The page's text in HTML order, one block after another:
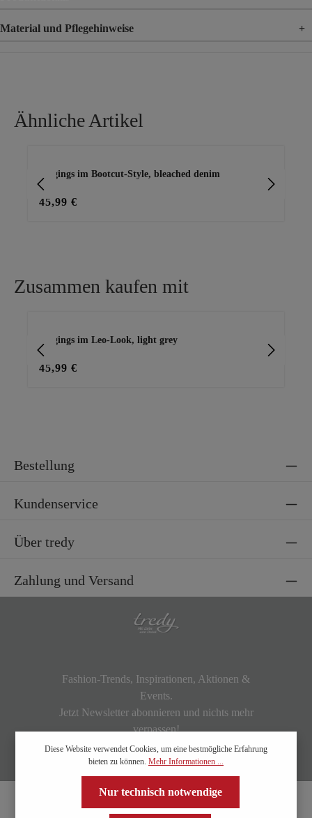
Material und Pflegehinweise +
Ähnliche Artikel
Jeggings im Bootcut-Style, bleached denim
45,99 €
Zusammen kaufen mit
Jeggings im Leo-Look, light grey
45,99 €
Bestellung
Kundenservice
Über tredy
Zahlung und Versand
Fashion-Trends, Inspirationen, Aktionen &
Events.
Jetzt Newsletter abonnieren und nichts mehr
verpassen!
Diese Website verwendet Cookies, um eine bestmögliche Erfahrung
bieten zu können. Mehr Informationen ...
Nur technisch notwendige